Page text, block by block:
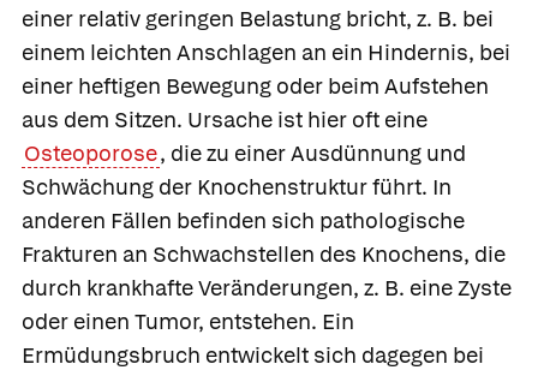
einer relativ geringen Belastung bricht, z. B. bei
einem leichten Anschlagen an ein Hindernis, bei
einer heftigen Bewegung oder beim Aufstehen
aus dem Sitzen. Ursache ist hier oft eine
Osteoporose, die zu einer Ausdünnung und
Schwächung der Knochenstruktur führt. In
anderen Fällen befinden sich pathologische
Frakturen an Schwachstellen des Knochens, die
durch krankhafte Veränderungen, z. B. eine Zyste
oder einen Tumor, entstehen. Ein
Ermüdungsbruch entwickelt sich dagegen bei